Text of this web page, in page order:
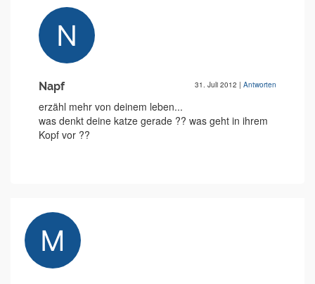
Napf 31. Juli 2012 | Antworten
erzähl mehr von deinem leben...
was denkt deine katze gerade ?? was geht in ihrem
Kopf vor ??